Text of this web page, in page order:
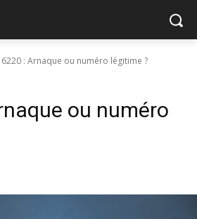
: Arnaque ou numéro légitime ?
ou numéro